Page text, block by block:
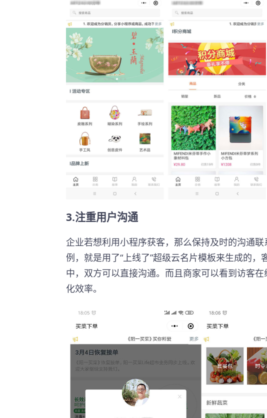
3.注重用户沟通
企业若想利用小程序获客，那么保持及时的沟通
例，就是用了“上线了”超级云名片模板来生成的
中，双方可以直接沟通。而且商家可以看到访客
化效率。